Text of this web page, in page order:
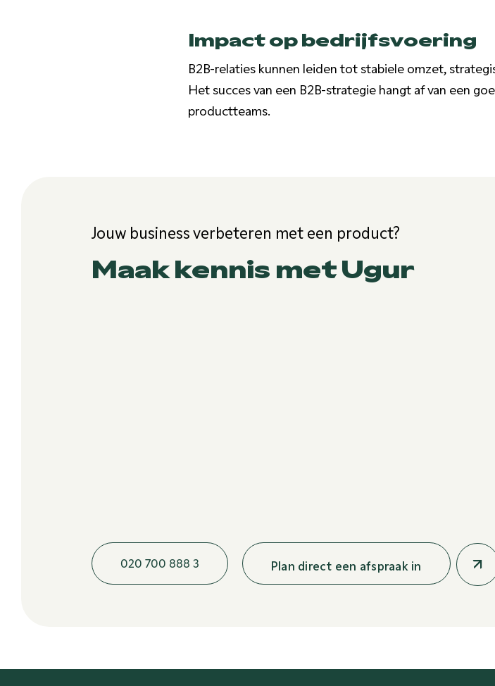
Impact op bedrijfsvoering
B2B-relaties kunnen leiden tot stabiele omzet,
Het succes van een B2B-strategie hangt af van een
productteams.
Jouw business verbeteren met een product?
Maak kennis met Ugur
020 700 888 3 Plan direct een afspraak in